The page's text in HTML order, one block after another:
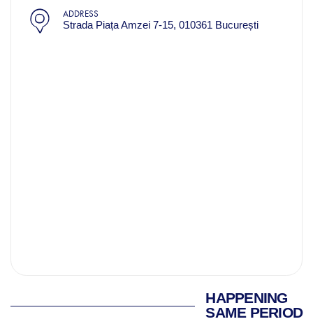
ADDRESS
Strada Piața Amzei 7-15, 010361 București
HAPPENING
SAME PERIOD